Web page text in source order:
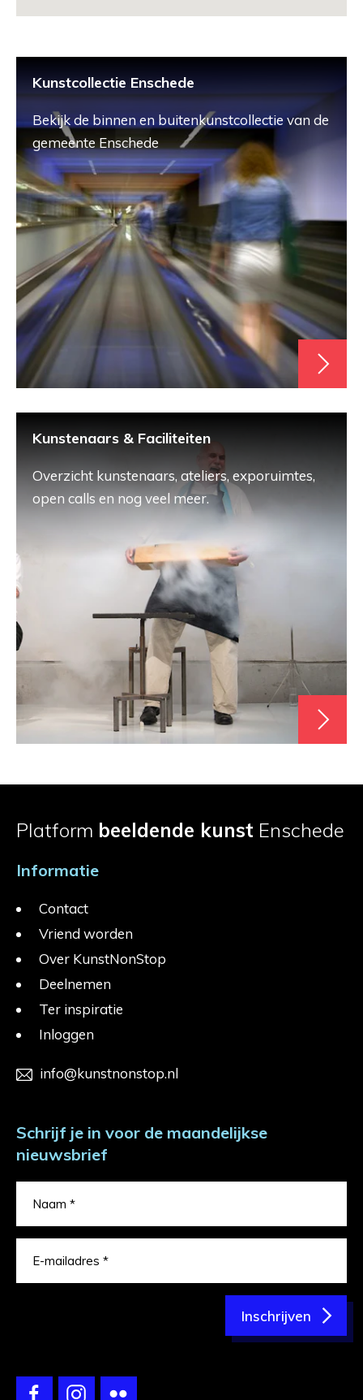
Kunstcollectie Enschede
Bekijk de binnen en buitenkunstcollectie van de
gemeente Enschede
Kunstenaars & Faciliteiten
Overzicht kunstenaars, ateliers, exporuimtes,
open calls en nog veel meer.
Platform beeldende kunst Enschede
Informatie
Contact
Vriend worden
Over KunstNonStop
Deelnemen
Ter inspiratie
Inloggen
info@kunstnonstop.nl
Schrijf je in voor de maandelijkse
nieuwsbrief
Inschrijven